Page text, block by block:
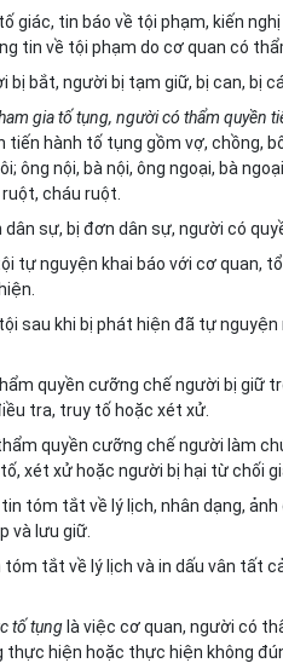
giác, tin báo về tội phạm, kiến
tin về tội phạm do cơ quan có
bị bắt, người bị tạm giữ, bị can, bị
gia tố tụng, người có thẩm quyền
hành tố tụng gồm vợ, chồng,
ông nội, bà nội, ông ngoại, bà
cháu ruột.
sự, bị đơn dân sự, người có
tự nguyện khai báo với cơ quan,
sau khi bị phát hiện đã tự
quyền cưỡng chế người bị giữ
tra, truy tố hoặc xét xử.
quyền cưỡng chế người làm
xét xử hoặc người bị hại từ chối
tóm tắt về lý lịch, nhân dạng,
và lưu giữ.
tóm tắt về lý lịch và in dấu vân tất
tố tụng là việc cơ quan, người có
hiện hoặc thực hiện không